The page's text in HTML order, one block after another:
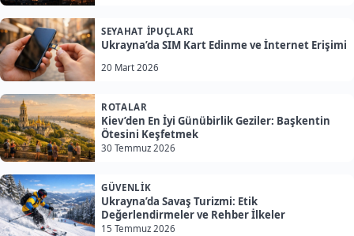
SEYAHAT İPUÇLARI
Ukrayna’da SIM Kart Edinme ve İnternet Erişimi
20 Mart 2026
ROTALAR
Kiev’den En İyi Günübirlik Geziler: Başkentin
Ötesini Keşfetmek
30 Temmuz 2026
GÜVENLIK
Ukrayna’da Savaş Turizmi: Etik
Değerlendirmeler ve Rehber İlkeler
15 Temmuz 2026